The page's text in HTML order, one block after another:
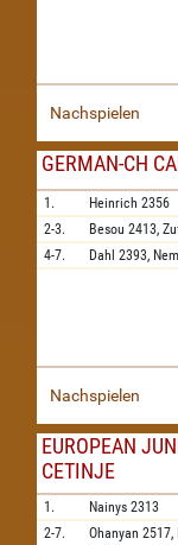
Nachspielen
GERMAN-CH
1. Heinrich 2356
2-3.
Besou 2413,
4-7.
Dahl 2393,
Nachspielen
EUROPEAN
CETINJE
1. Nainys 2313
2-7.
Ohanyan 2517,